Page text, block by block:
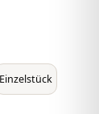
Einzelstück